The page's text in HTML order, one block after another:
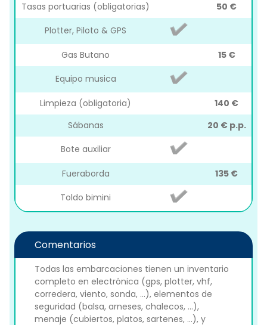
Tasas portuarias (obligatorias)
50 €
Plotter, Piloto & GPS
Gas Butano
15 €
Equipo musica
Limpieza (obligatoria)
140 €
Sábanas
20 € p.p.
Bote auxiliar
Fueraborda
135 €
Toldo bimini
Comentarios
Todas las embarcaciones tienen un inventario
completo en electrónica (gps, plotter, vhf,
corredera, viento, sonda, ...), elementos de
seguridad (balsa, arneses, chalecos, ...),
menaje (cubiertos, platos, sartenes, ...), y